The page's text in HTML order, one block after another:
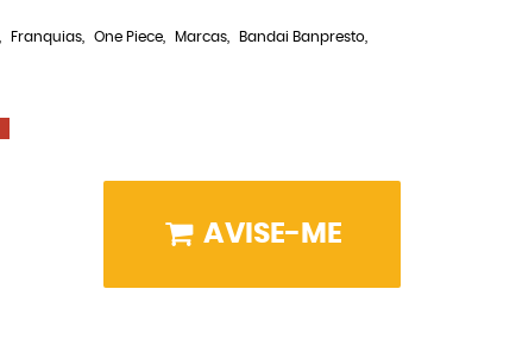
Franquias One Piece Marcas
Bandai Banpresto
AVISE-ME